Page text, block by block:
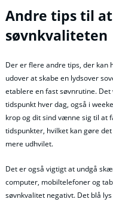
Andre tips til
søvnkvaliteten
Der er flere andre tips, der
udover at skabe en lydsover
etablere en fast søvnrutine.
tidspunkt hver dag, også i
krop og dit sind vænne sig til at
tidspunkter, hvilket kan gøre
mere udhvilet.
Det er også vigtigt at undgå
computer, mobiltelefoner og
søvnkvalitet negativt. Det blå